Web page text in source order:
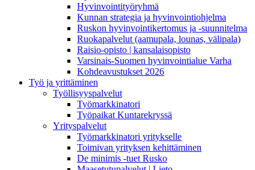
Hyvinvointityöryhmä
Kunnan strategia ja hyvinvointiohjelma
Ruskon hyvinvointikertomus ja -suunnitelma
Ruokapalvelut (aamupala, lounas, välipala)
Raisio-opisto | kansalaisopisto
Varsinais-Suomen hyvinvointialue Varha
Kohdeavustukset 2026
Työ ja yrittäminen
Työllisyyspalvelut
Työmarkkinatori
Työpaikat Kuntarekryssä
Yrityspalvelut
Työmarkkinatori yritykselle
Toimivan yrityksen kehittäminen
De minimis -tuet Rusko